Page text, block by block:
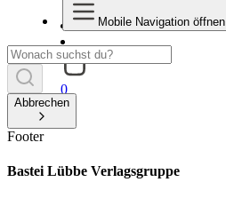
0
Mobile Navigation öffnen
Abbrechen
Footer
Bastei Lübbe Verlagsgruppe